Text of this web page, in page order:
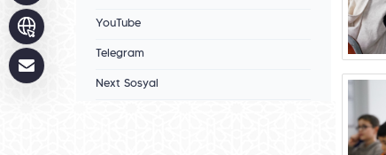
YouTube
Telegram
Next Sosyal